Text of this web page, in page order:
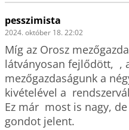
pesszimista
2024. október 18. 22:02
Míg az Orosz
látványosan fejlődött,  ,
mezőgazdaságunk a
kivételével a
Ez már  most is nagy,
gondot jelent.